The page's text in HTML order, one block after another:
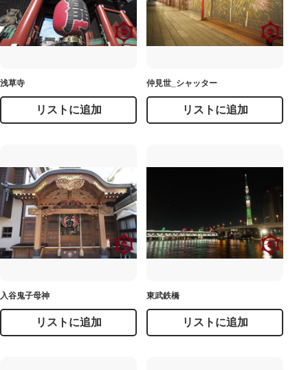
浅草寺
リストに追加
仲見世_シャッター
リストに追加
入谷鬼子母神
リストに追加
東武鉄橋
リストに追加